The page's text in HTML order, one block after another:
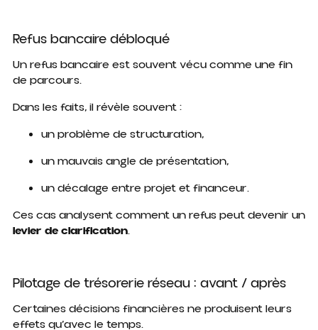
Refus bancaire débloqué
Un refus bancaire est souvent vécu comme une fin
de parcours.
Dans les faits, il révèle souvent :
un problème de structuration,
un mauvais angle de présentation,
un décalage entre projet et financeur.
Ces cas analysent comment un refus peut devenir un
levier de clarification.
Pilotage de trésorerie réseau : avant / après
Certaines décisions financières ne produisent leurs
effets qu’avec le temps.